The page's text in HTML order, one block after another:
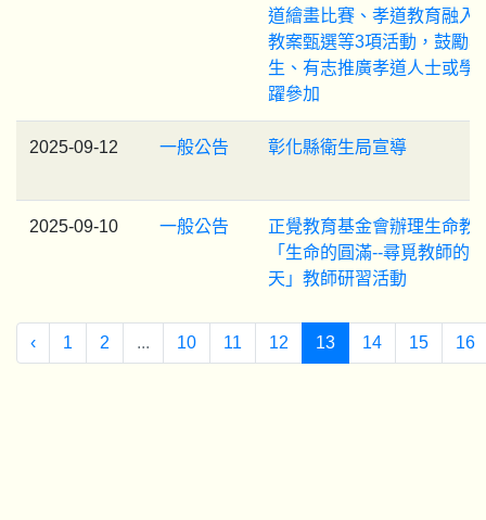
道繪畫比賽、孝道教育融入
教案甄選等3項活動，鼓勵學
生、有志推廣孝道人士或學
躍參加
2025-09-12 一般公告 彰化縣衛生局宣導
2025-09-10 一般公告
正覺教育基金會辦理生命教
「生命的圓滿--尋覓教師的春
天」教師研習活動
‹ 1 2 ... 10 11 12 13 14 15 16